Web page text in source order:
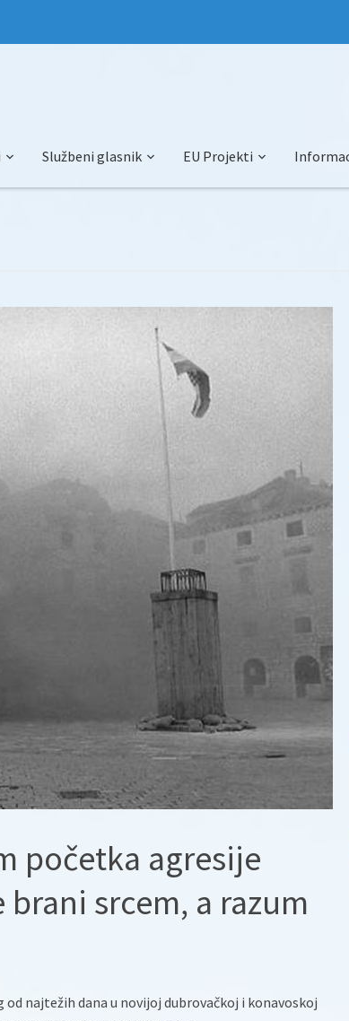
Službeni glasnik EU Projekti
početka agresije
srcem, a razum
najtežih dana u novijoj dubrovačkoj i konavoskoj